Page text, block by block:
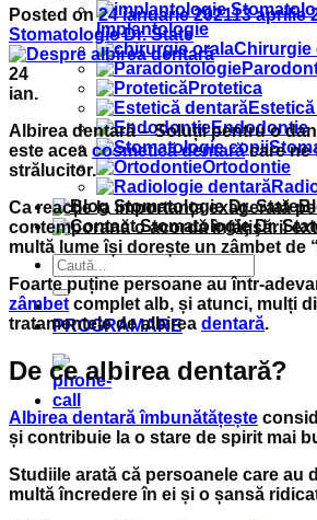
Implantologie
Chirurgie
Protetica
Endodontie
Ortodontie
PROGRAMARE
Posted on24 ianuarie 202113 aprilie
Stomatologie Dr. State
24
ian.
Albirea dentară – Soluții pentru o
este acea cosmetică dentarăcare ne
strălucitor.
Ca reacție la importanța exagerată
contemporană o acordă înfăţişării
multă lume își dorește un zâmbet de
Foarte puține persoane au într-
zâmbet complet alb, și atunci, mulți
tratamentele de albirea dentară.
De ce albirea dentară?
Albirea dentară îmbunătățește
și contribuie la o stare de spirit mai
Studiile arată că persoanele care au
multă încredere în ei și o șansă